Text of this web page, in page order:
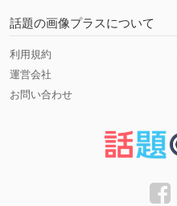
話題の画像プラスについて
利用規約
運営会社
お問い合わせ